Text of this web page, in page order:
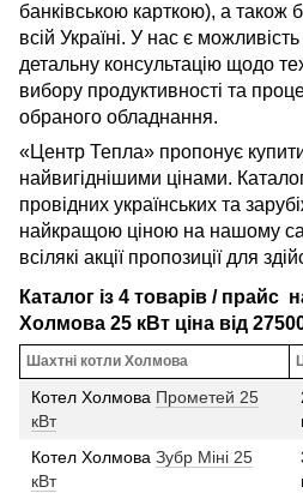
банківською карткою), а також
всій Україні. У нас є
детальну консультацію щодо
вибору продуктивності та
обраного обладнання.
«Центр Тепла» пропонує
найвигіднішими цінами.
провідних українських та
найкращою ціною на нашому
всілякі акції пропозиції для
Каталог із 4 товарів / прайс
Холмова 25 кВт ціна від
Шахтні котли Холмова
Котел Холмова Прометей 25
кВт
Котел Холмова Зубр Міні 25
кВт